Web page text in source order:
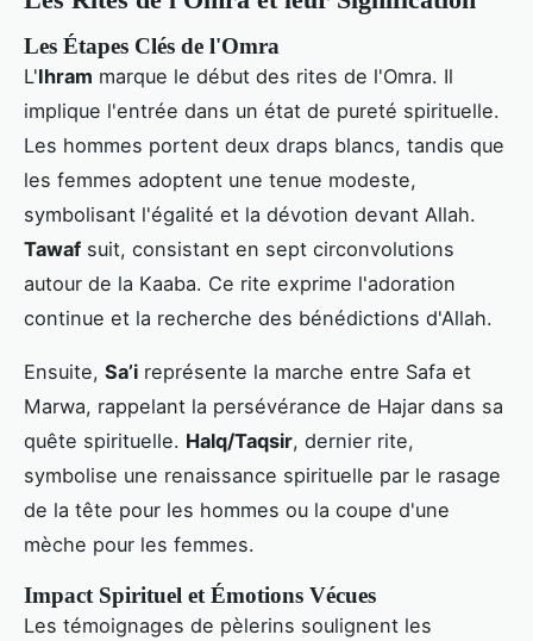
Les Étapes Clés de l'Omra
L'Ihram marque le début des rites de l'Omra. Il
implique l'entrée dans un état de pureté spirituelle.
Les hommes portent deux draps blancs, tandis que
les femmes adoptent une tenue modeste,
symbolisant l'égalité et la dévotion devant Allah.
Tawaf suit, consistant en sept circonvolutions
autour de la Kaaba. Ce rite exprime l'adoration
continue et la recherche des bénédictions d'Allah.
Ensuite, Sa’i représente la marche entre Safa et
Marwa, rappelant la persévérance de Hajar dans sa
quête spirituelle. Halq/Taqsir, dernier rite,
symbolise une renaissance spirituelle par le rasage
de la tête pour les hommes ou la coupe d'une
mèche pour les femmes.
Impact Spirituel et Émotions Vécues
Les témoignages de pèlerins soulignent les